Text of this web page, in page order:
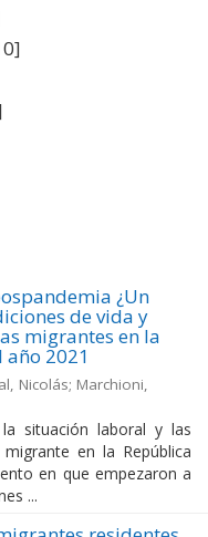
¿Un
de vida y
migrantes en la
2021
Nicolás; Marchioni,
situación laboral y las
en la República
en que empezaron a
...